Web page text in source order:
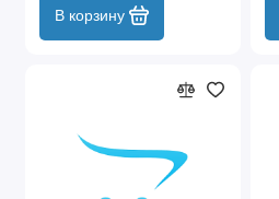
В корзину